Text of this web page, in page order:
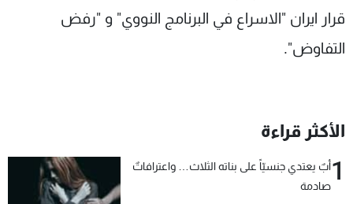
قرار ايران "الاسراع في البرنامج النووي" و "رفض
التفاوض".
الأكثر قراءة
1أبٌ يعتدي جنسيّاً على بناته الثلاث… واعترافاتٌ
صادمة